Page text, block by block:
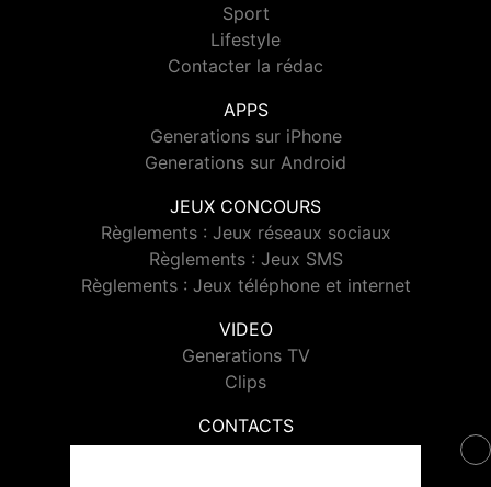
Sport
Lifestyle
Contacter la rédac
APPS
Generations sur iPhone
Generations sur Android
JEUX CONCOURS
Règlements : Jeux réseaux sociaux
Règlements : Jeux SMS
Règlements : Jeux téléphone et internet
VIDEO
Generations TV
Clips
CONTACTS
Contacter Generations